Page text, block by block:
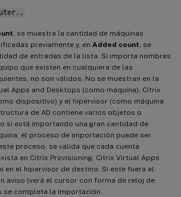
, se muestra la cantidad de máquinas
previamente y, en Added count , se
de entradas de la lista. Si importa nombres
que existen en cualquiera de las
no son válidos. No se muestran en la
Apps and Desktops (como máquina), Citrix
dispositivo) y el hipervisor (como máquina
de AD contiene varios objetos o
si está importando una gran cantidad de
el proceso de importación puede ser
proceso, se valida que cada cuenta
en Citrix Provisioning, Citrix Virtual Apps
en el hipervisor de destino. Si este fuera el
aviso (verá el cursor con forma de reloj de
se completa la importación.